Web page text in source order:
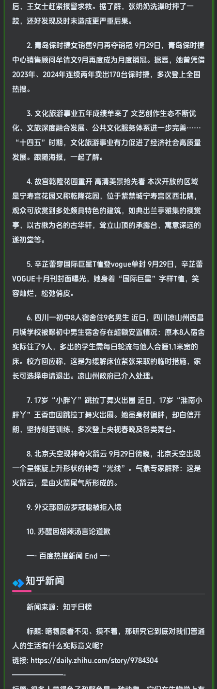
后，王女士赶紧报警求救。据了解，张奶奶洗澡时摔了一
跤，还好发现及时未造成更严重后果。
2. 青岛保时捷女销售9月再夺销冠 9月29日，青岛保时捷
中心销售顾问牟倩文9月再度成为月度销冠。据悉，她曾凭借
2023年、2024年连续两年卖出170台保时捷，多次登上全国
热搜。
3. 文化旅游事业五年成绩单来了 文艺创作生态不断优
化、文旅深度融合发展、公共文化服务体系进一步完善……
“十四五”时期，文化旅游事业有力促进了经济社会高质量
发展。跟随海报，一起了解。
4. 故宫乾隆花园重开 高清美景抢先看 本次开放的区域
是宁寿宫花园又称乾隆花园，位于紫禁城宁寿宫区西北隅，
观众可欣赏到多处颇具特色的建筑，如典出兰亭雅集的禊赏
亭，以古楸为名的古华轩，耸立山顶的承露台，寓意深远的
遂初堂等。
5. 辛芷蕾穿国际巨星T恤登vogue单封 9月29日，辛芷蕾
VOGUE十月刊封面曝光，她身着“国际巨星”字样T恤，笑
容灿烂，松弛俏皮。
6. 四川一初中8人宿舍住9名男生 近日，四川凉山州西昌
月城学校被曝初中男生宿舍存在超额安置情况：原本8人宿舍
实际住了9人，多出的学生需每日轮流与他人合睡1.1米宽的
床。校方回应称，这是为缓解床位紧张采取的临时措施，家
长可选择申请退出。凉山州政府已介入处理。
7. 17岁“小胖丫”跳拉丁舞火出圈 近日，17岁“淮南小
胖丫”王香峦因跳拉丁舞火出圈。她虽身材偏胖，却自信开
朗，坚持刻苦训练，多次登上央视春晚及各类舞台。
8. 北京天空现神奇火箭云 9月29日傍晚，北京天空出现
一个呈螺旋上升形状的神奇“光线”。气象专家解释：这是
火箭云，是由火箭尾气所形成的。
9. 外交部回应罗冠聪被拒入境
10. 苏醒因胡辣汤言论道歉
—- 百度热搜新闻 End —-
知乎新闻
新闻来源：知乎日榜
标题: 暗物质看不见、摸不着，那研究它到底对我们普通
人的生活有什么实际意义呢？
链接: https://daily.zhihu.com/story/9784304
———————-